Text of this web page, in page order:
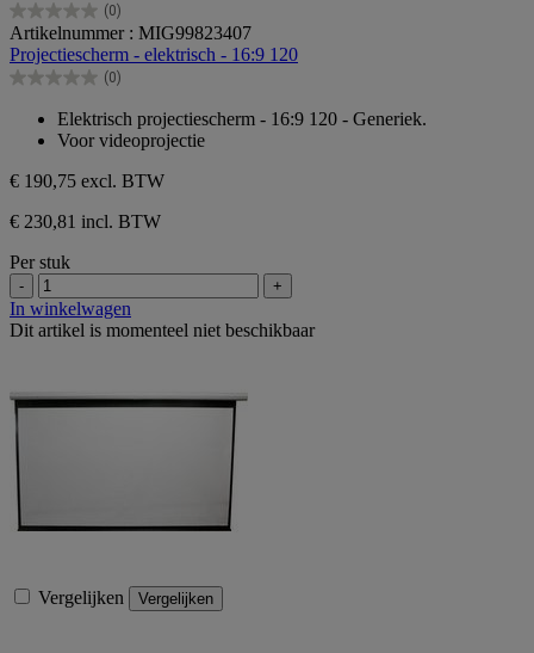
(0)
0.0
van
de
5
Artikelnummer : MIG99823407
Projectiescherm - elektrisch - 16:9 120
(0)
0.0
sterren.
Elektrisch projectiescherm - 16:9 120 - Generiek.
Voor videoprojectie
€ 190,75 excl. BTW
€ 230,81 incl. BTW
Per stuk
- +
In winkelwagen
Dit artikel is momenteel niet beschikbaar
Vergelijken Vergelijken